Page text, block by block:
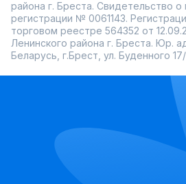
района г. Бреста. Свидетельство о
регистрации № 0061143.
торговом реестре 564352 от
Ленинского района г. Бреста. Юр.
Беларусь, г.Брест, ул. Буденного 17/